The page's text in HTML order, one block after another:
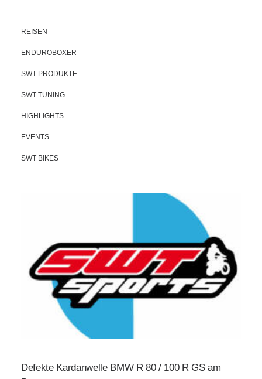
REISEN
ENDUROBOXER
SWT PRODUKTE
SWT TUNING
HIGHLIGHTS
EVENTS
SWT BIKES
Defekte Kardanwelle BMW R 80 / 100 R GS am